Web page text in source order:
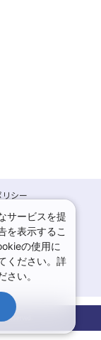
シー
reserved.
サービスを提
を表示するこ
の使用に
ください。詳
さい。